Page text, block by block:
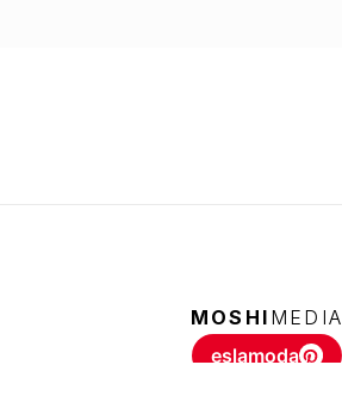
MOSHI MEDIA
eslamoda